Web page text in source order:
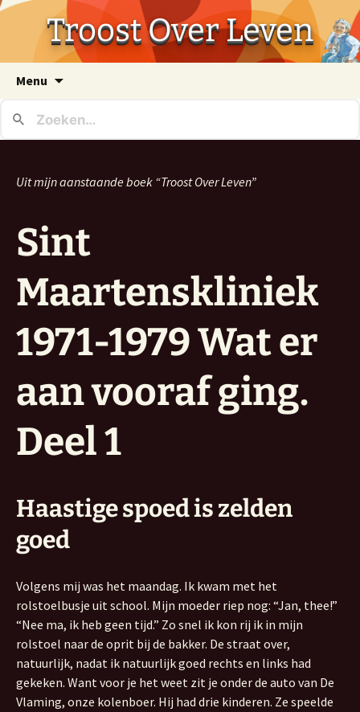
Troost Over Leven
Menu
inhoud
Uit mijn aanstaande boek “Troost Over Leven”
Sint
Maartenskliniek
1971-1979 Wat er
aan vooraf ging.
Deel 1
Haastige spoed is zelden
goed
Volgens mij was het maandag. Ik kwam met het
rolstoelbusje uit school. Mijn moeder riep nog: “Jan, thee!”
“Nee ma, ik heb geen tijd.” Zo snel ik kon rij ik in mijn
rolstoel naar de oprit bij de bakker. De straat over,
natuurlijk, nadat ik natuurlijk goed rechts en links had
gekeken. Want voor je het weet zit je onder de auto van De
Vlaming, onze kolenboer. Hij had drie kinderen. Ze speelde